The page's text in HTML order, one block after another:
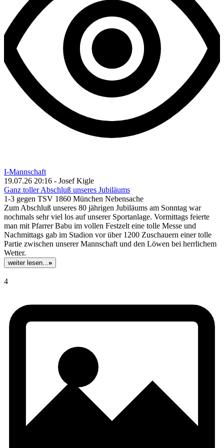
I-Mannschaft
19.07.26 20:16 - Josef Kigle
Ganz toller Abschluß unseres Jubiläums
1-3 gegen TSV 1860 München Nebensache
Zum Abschluß unseres 80 jährigen Jubiläums am Sonntag war
nochmals sehr viel los auf unserer Sportanlage. Vormittags feierte
man mit Pfarrer Babu im vollen Festzelt eine tolle Messe und
Nachmittags gab im Stadion vor über 1200 Zuschauern einer tolle
Partie zwischen unserer Mannschaft und den Löwen bei herrlichem
Wetter.
weiter lesen...»
4